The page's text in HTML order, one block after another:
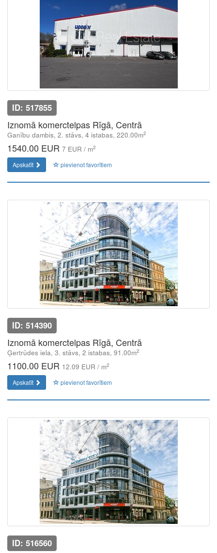
ID: 517855
Iznomā komerctelpas Rīgā, Centrā
Ganību dambis, 2. stāvs, 4 istabas, 220.00m2
1540.00 EUR 7 EUR / m2
Apskatīt pievienot favorītiem
ID: 514390
Iznomā komerctelpas Rīgā, Centrā
Ģertrūdes iela, 3. stāvs, 2 istabas, 91.00m2
1100.00 EUR 12.09 EUR / m2
Apskatīt pievienot favorītiem
ID: 516560